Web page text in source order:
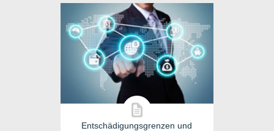
Entschädigungsgrenzen und